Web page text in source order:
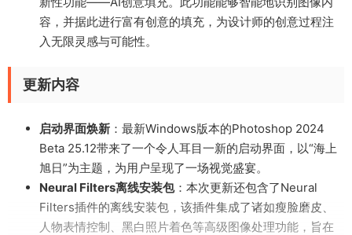
容，并据此进行富有创意的填充，为设计师的创意过程注
入无限灵感与可能性。
更新内容
启动界面焕新 ：最新Windows版本的Photoshop 2024
Beta 25.12带来了一个令人耳目一新的启动界面，以“海上
旭日”为主题，为用户呈现了一场视觉盛宴。
Neural Filters离线安装包：本次更新还包含了Neural
Filters插件的离线安装包，该插件集成了诸如瘦脸磨皮、
人物表情控制、黑白照片着色等高级图像处理功能，旨在